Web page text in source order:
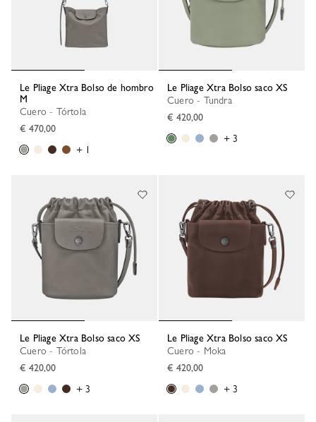
Le Pliage Xtra Bolso de hombro
M
Cuero - Tórtola
€ 470,00
+ 1
Le Pliage Xtra Bolso saco XS
Cuero - Tundra
€ 420,00
+ 3
Le Pliage Xtra Bolso saco XS
Cuero - Tórtola
€ 420,00
+ 3
Le Pliage Xtra Bolso saco XS
Cuero - Moka
€ 420,00
+ 3